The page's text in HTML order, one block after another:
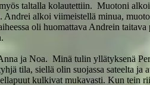
taltalla kolautettiin. Muotoni
alkoi viimeistellä minua,
oli huomattava Andrein
ja Noa. Minä tulin yllätyksenä
tila, siellä olin suojassa sateelta
kulkivat mukavasti. Kun